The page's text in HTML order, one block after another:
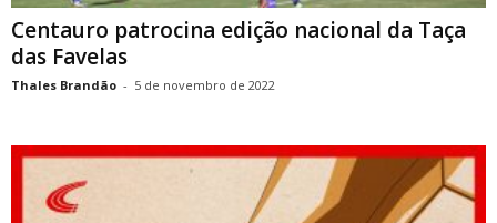
Centauro patrocina edição nacional da Taça
das Favelas
Thales Brandão - 5 de novembro de 2022